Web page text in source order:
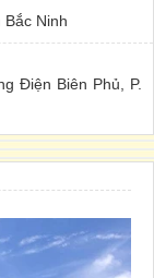
Ninh
Điện Biên Phủ, P.